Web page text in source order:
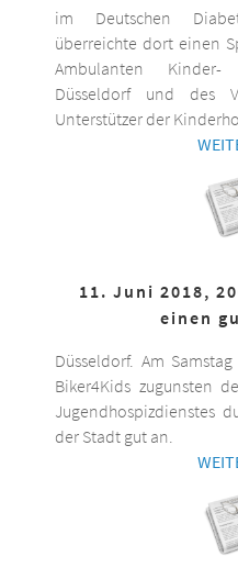
im Deutschen
überreichte dort einen
Ambulanten Kinder-
Düsseldorf und des
Unterstützer der
11. Juni 2018,
einen
Düsseldorf. Am
Biker4Kids zugunsten
Jugendhospizdienstes
der Stadt gut an.